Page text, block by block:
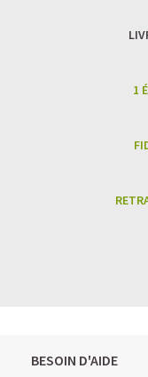
1
BESOIN D'AIDE